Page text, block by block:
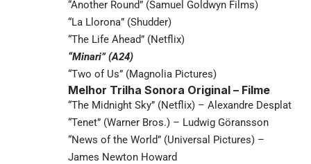
“Another Round” (Samuel Goldwyn Films)
“La Llorona” (Shudder)
“The Life Ahead” (Netflix)
“Minari” (A24)
“Two of Us” (Magnolia Pictures)
Melhor Trilha Sonora Original – Filme
“The Midnight Sky” (Netflix) – Alexandre Desplat
“Tenet” (Warner Bros.) – Ludwig Göransson
“News of the World” (Universal Pictures) –
James Newton Howard